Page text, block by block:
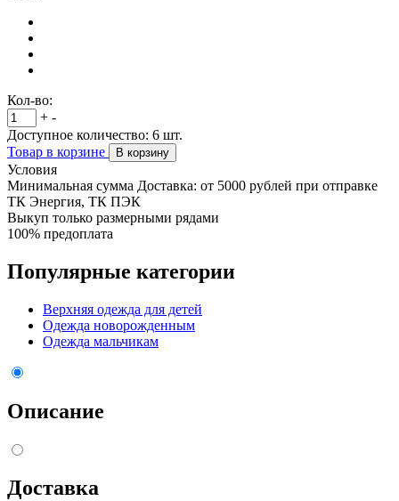
Кол-во:
+ -
Доступное количество: 6 шт.
Товар в корзине
В корзину
Условия
Минимальная сумма Доставка: от 5000 рублей при отправке
ТК Энергия, ТК ПЭК
Выкуп только размерными рядами
100% предоплата
Популярные категории
Верхняя одежда для детей
Одежда новорожденным
Одежда мальчикам
Описание
Доставка